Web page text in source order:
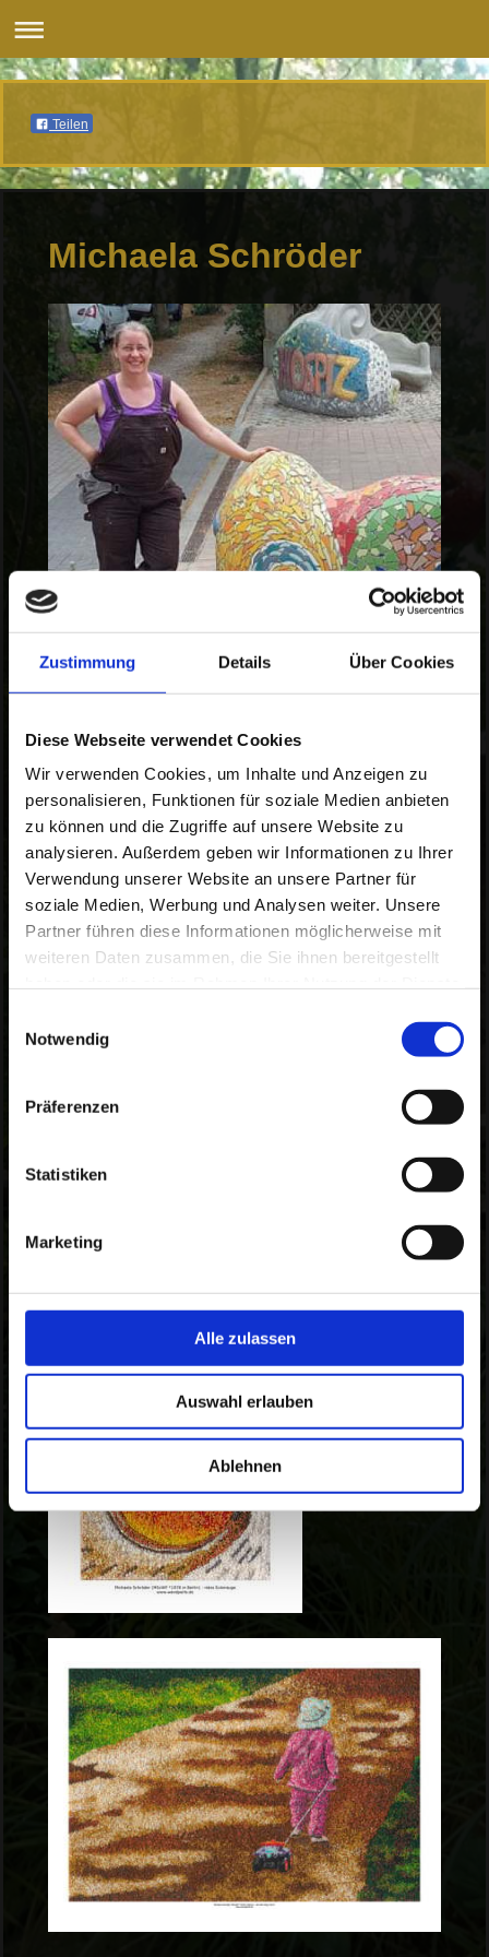
Zustimmung Details Über Cookies
Diese Webseite verwendet Cookies
Wir verwenden Cookies, um Inhalte und Anzeigen zu
personalisieren, Funktionen für soziale Medien anbieten
zu können und die Zugriffe auf unsere Website zu
analysieren. Außerdem geben wir Informationen zu Ihrer
Verwendung unserer Website an unsere Partner für
soziale Medien, Werbung und Analysen weiter. Unsere
Partner führen diese Informationen möglicherweise mit
weiteren Daten zusammen, die Sie ihnen bereitgestellt
Notwendig
Präferenzen
Statistiken
Marketing
Alle zulassen
Auswahl erlauben
Ablehnen
Teilen
Michaela Schröder
Seit 2009 habe ich das Mosaiklegen und die
„Steinchenmalerei“ für mich entdeckt und
weiterentwickelt.. Mich fasziniert an der Steinchenmalerei,
dass man nur mit den zur Verfügung stehenden Farben und
Größen der Steine ein Bild schafft, dass sich wiederum aus
lauter kleinen Steinen zusammensetzt. Malen in „slow-
motion“.
Seit September 2025 bin ich zertifizierte Mosaikkünstlerin. In
der Mosaikbauschule Dortmund erlernte ich allerlei Arten des
Mosaiklegens. Dort habe ich bereits bei verschiedensten
Auftragsarbeiten und Projekten mitgewirkt. Aufträge im
öffentlichen Raum faszinieren mich am meisten und sollen
Schulen soll vorrangig verfolgt werden. Netzwerkarbeit,
regelmäßig kreative Angebote im Hospiz – mit Gästen ebenso
wie mit deren Angehörigen. Meine Arbeit verbindet Handwerk,
Augenzwinkern und Leichtigkeit!